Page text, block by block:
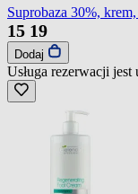
Suprobaza 30%,
15 19
Dodaj
Usługa rezerwacji jest